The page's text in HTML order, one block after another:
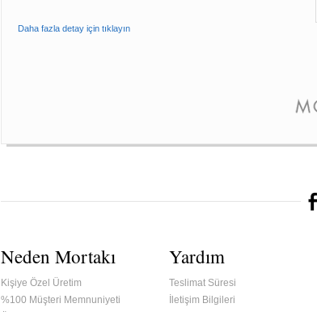
Daha fazla detay için tıklayın
Neden Mortakı
Kişiye Özel Üretim
%100 Müşteri Memnuniyeti
Yardım
Teslimat Süresi
İletişim Bilgileri